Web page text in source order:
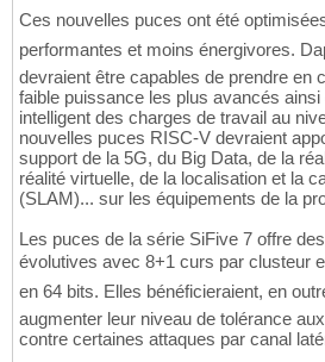
Ces nouvelles puces ont été
performantes et moins énergivores.
devraient être capables de prendre en
faible puissance les plus avancés
intelligent des charges de travail au
nouvelles puces RISC-V devraient
support de la 5G, du Big Data, de la
réalité virtuelle, de la localisation et la
(SLAM)... sur les équipements de la
Les puces de la série SiFive 7 offre
évolutives avec 8+1 curs par clusteur
en 64 bits. Elles bénéficieraient, en
augmenter leur niveau de tolérance
contre certaines attaques par canal